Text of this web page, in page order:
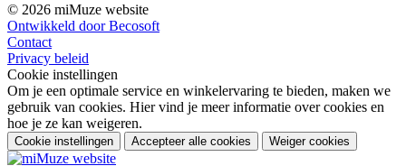
© 2026 miMuze website
Ontwikkeld door Becosoft
Contact
Privacy beleid
Cookie instellingen
Om je een optimale service en winkelervaring te bieden, maken we
gebruik van cookies. Hier vind je meer informatie over cookies en
hoe je ze kan weigeren.
Cookie instellingen Accepteer alle cookies Weiger cookies